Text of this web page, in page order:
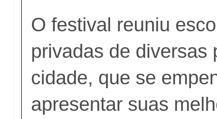
O festival reuniu
privadas de diversas
cidade, que se
apresentar suas